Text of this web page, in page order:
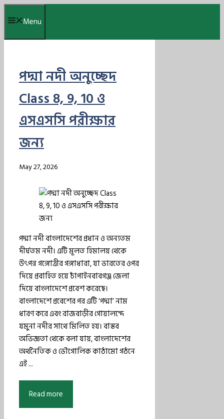
to
Menu
পদ্মা নদী অনুচ্ছেদ
Class 8, 9, 10 ও
এসএসসি পরীক্ষার
জন্য
May 27, 2026
পদ্মা নদী বাংলাদেশের প্রধান ও অন্যতম
দীর্ঘতম নদী। এটি মূলত হিমালয় থেকে
উৎপন্ন গঙ্গোত্রীর গঙ্গাধারা, যা ভারতের ওপর
দিয়ে প্রবাহিত হয়ে চাঁপাইনবাবগঞ্জ জেলা
দিয়ে বাংলাদেশে প্রবেশ করেছে।
বাংলাদেশে প্রবেশের পর এটি ‘পদ্মা’ নাম
ধারণ করে এবং রাজবাড়ীর গোয়ালন্দে
যমুনা নদীর সাথে মিলিত হয়। বাস্তব
অভিজ্ঞতা থেকে বলা যায়, বাংলাদেশের
অর্থনৈতিক ও ভৌগোলিক কাঠামো গঠনে
এই ...
Read more